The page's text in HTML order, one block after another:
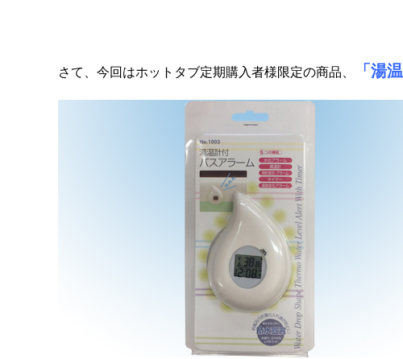
さて、今回はホットタブ定期購入者様限定の商品、 「湯